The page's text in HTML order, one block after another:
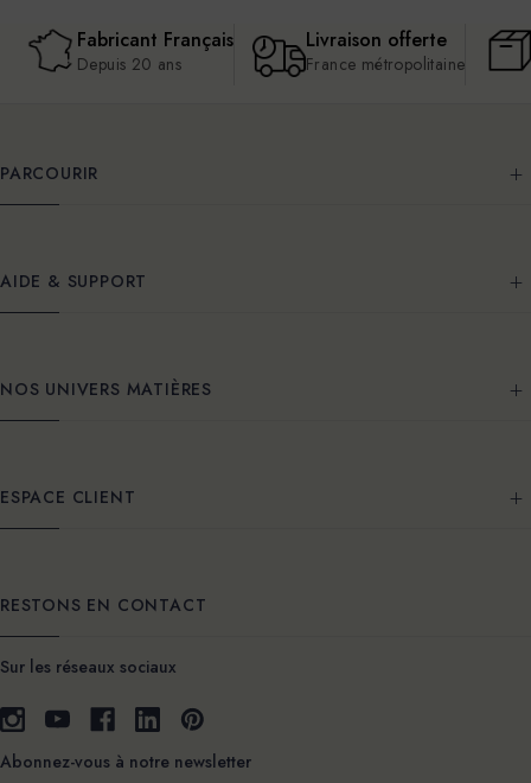
Fabricant Français
Depuis 20 ans
Livraison offerte
France métropolitaine
PARCOURIR
AIDE & SUPPORT
NOS UNIVERS MATIÈRES
ESPACE CLIENT
RESTONS EN CONTACT
Sur les réseaux sociaux
Abonnez-vous à notre newsletter